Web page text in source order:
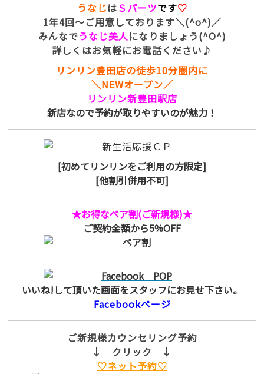
うなじはＳパーツです♡
1年4回～ご用意しております＼(^o^)／
みんなでうなじ美人になりましょう(^O^)
詳しくはお気軽にお電話ください♪
リンリン豊田店の徒歩10分圏内に
＼NEWオープン／
リンリン新豊田駅店
新店なので予約が取りやすいのが魅力！
[初めてリンリンをご利用の方限定]
[他割引併用不可]
★お得なペア割(ご新規様)★
ご契約金額から5%OFF
いいね!して頂いた画面をスタッフにお見せ下さい。
Facebookページ
ご新規様カウンセリング予約
↓ クリック ↓
♡ネット予約♡